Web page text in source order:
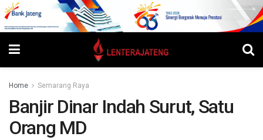
Home Semarang Raya
Banjir Dinar Indah Surut, Satu
Orang MD